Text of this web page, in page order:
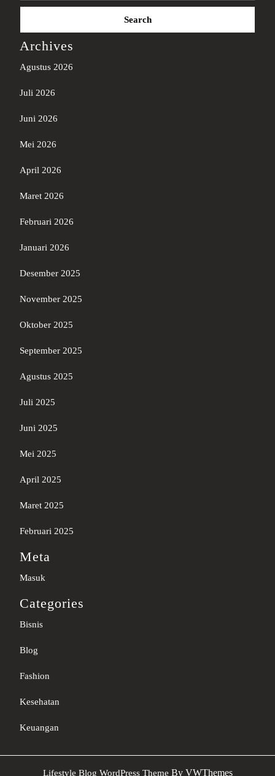
Search
Archives
Agustus 2026
Juli 2026
Juni 2026
Mei 2026
April 2026
Maret 2026
Februari 2026
Januari 2026
Desember 2025
November 2025
Oktober 2025
September 2025
Agustus 2025
Juli 2025
Juni 2025
Mei 2025
April 2025
Maret 2025
Februari 2025
Meta
Masuk
Categories
Bisnis
Blog
Fashion
Kesehatan
Keuangan
Lifestyle Blog WordPress Theme By VWThemes